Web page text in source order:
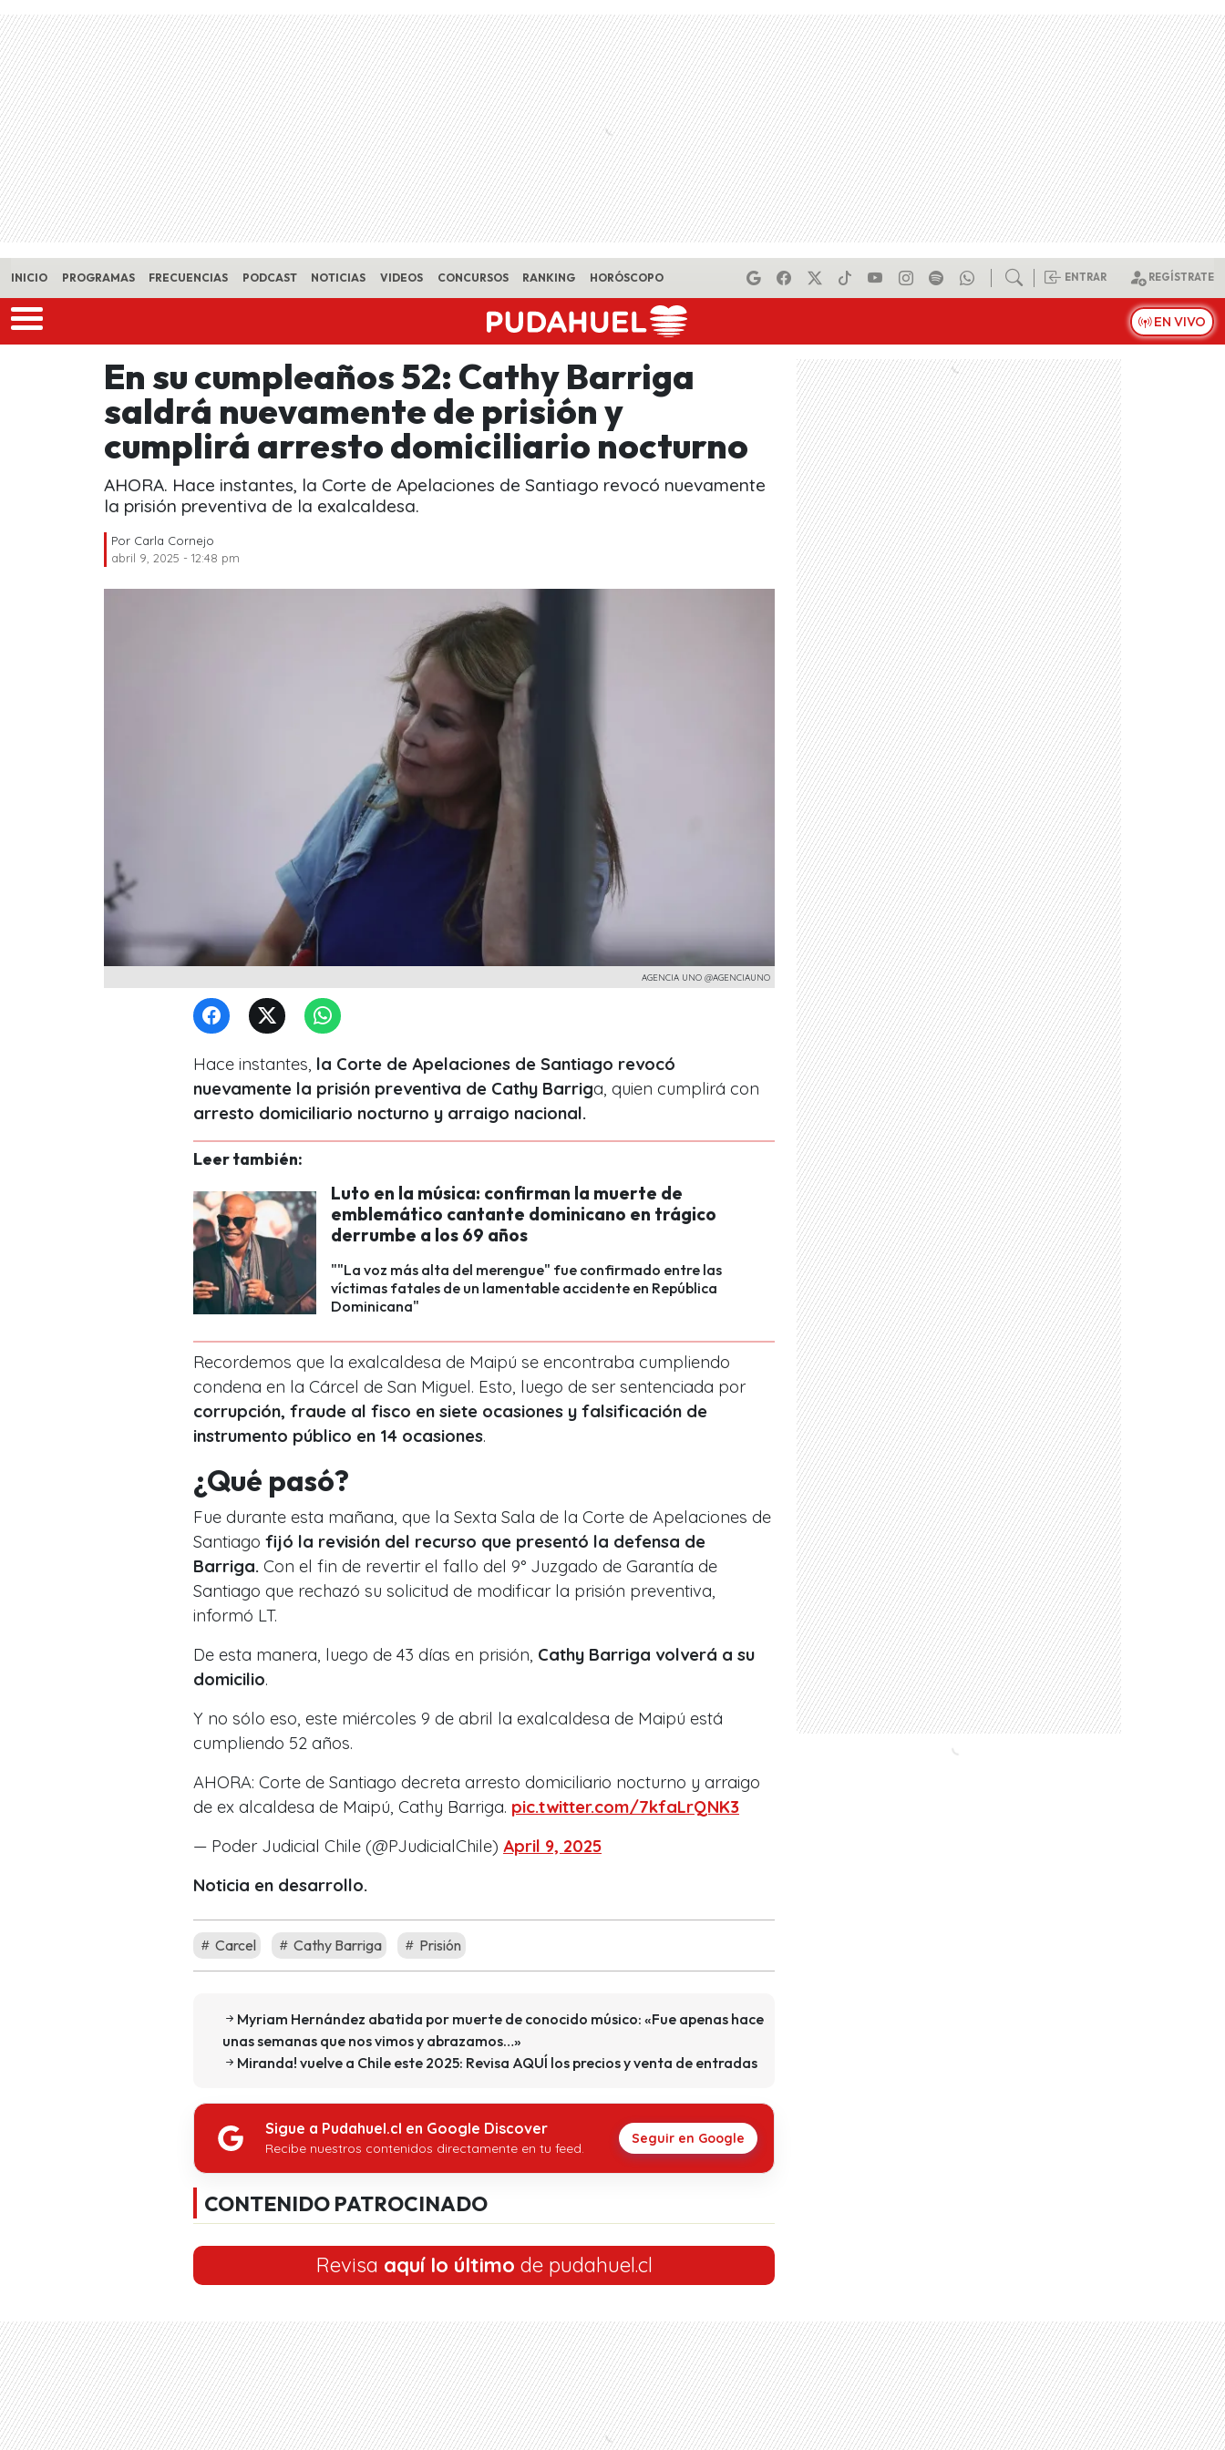
Skip to main content
INICIO PROGRAMAS FRECUENCIAS PODCAST NOTICIAS VIDEOS CONCURSOS RANKING HORÓSCOPO ENTRAR REGÍSTRATE
EN VIVO
En su cumpleaños 52: Cathy Barriga
saldrá nuevamente de prisión y
cumplirá arresto domiciliario nocturno
AHORA. Hace instantes, la Corte de Apelaciones de Santiago revocó nuevamente
la prisión preventiva de la exalcaldesa.
Por Carla Cornejo
abril 9, 2025 - 12:48 pm
AGENCIA UNO @AGENCIAUNO
Hace instantes, la Corte de Apelaciones de Santiago revocó
nuevamente la prisión preventiva de Cathy Barriga, quien cumplirá con
arresto domiciliario nocturno y arraigo nacional.
Leer también:
Luto en la música: confirman la muerte de
emblemático cantante dominicano en trágico
derrumbe a los 69 años
""La voz más alta del merengue" fue confirmado entre las
víctimas fatales de un lamentable accidente en República
Dominicana"
Recordemos que la exalcaldesa de Maipú se encontraba cumpliendo
condena en la Cárcel de San Miguel. Esto, luego de ser sentenciada por
corrupción, fraude al fisco en siete ocasiones y falsificación de
instrumento público en 14 ocasiones.
¿Qué pasó?
Fue durante esta mañana, que la Sexta Sala de la Corte de Apelaciones de
Santiago fijó la revisión del recurso que presentó la defensa de
Barriga. Con el fin de revertir el fallo del 9° Juzgado de Garantía de
Santiago que rechazó su solicitud de modificar la prisión preventiva,
informó LT.
De esta manera, luego de 43 días en prisión, Cathy Barriga volverá a su
domicilio.
Y no sólo eso, este miércoles 9 de abril la exalcaldesa de Maipú está
cumpliendo 52 años.
AHORA: Corte de Santiago decreta arresto domiciliario nocturno y arraigo
de ex alcaldesa de Maipú, Cathy Barriga. pic.twitter.com/7kfaLrQNK3
— Poder Judicial Chile (@PJudicialChile) April 9, 2025
Noticia en desarrollo.
Carcel Cathy Barriga Prisión
Myriam Hernández abatida por muerte de conocido músico: «Fue apenas hace
unas semanas que nos vimos y abrazamos…»
Miranda! vuelve a Chile este 2025: Revisa AQUÍ los precios y venta de entradas
Sigue a Pudahuel.cl en Google Discover
Recibe nuestros contenidos directamente en tu feed.
Seguir en Google
CONTENIDO PATROCINADO
Revisa aquí lo último de pudahuel.cl